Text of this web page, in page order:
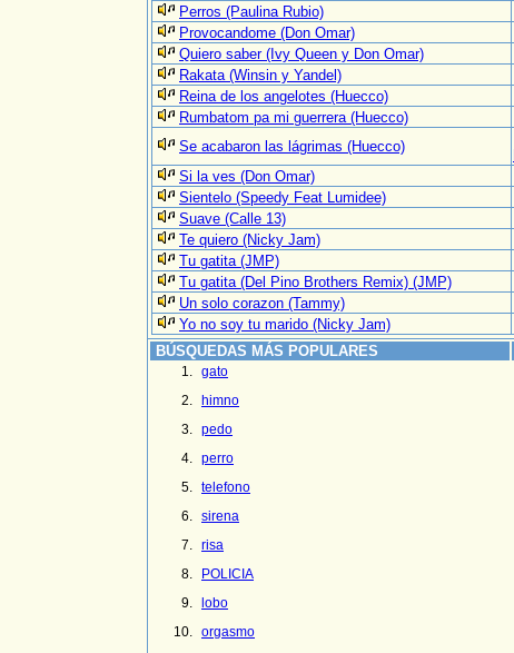
Perros (Paulina Rubio)
Provocandome (Don Omar)
Quiero saber (Ivy Queen y Don Omar)
Rakata (Winsin y Yandel)
Reina de los angelotes (Huecco)
Rumbatom pa mi guerrera (Huecco)
Se acabaron las lágrimas (Huecco)
Si la ves (Don Omar)
Sientelo (Speedy Feat Lumidee)
Suave (Calle 13)
Te quiero (Nicky Jam)
Tu gatita (JMP)
Tu gatita (Del Pino Brothers Remix) (JMP)
Un solo corazon (Tammy)
Yo no soy tu marido (Nicky Jam)
BÚSQUEDAS MÁS POPULARES
gato
himno
pedo
perro
telefono
sirena
risa
POLICIA
lobo
orgasmo